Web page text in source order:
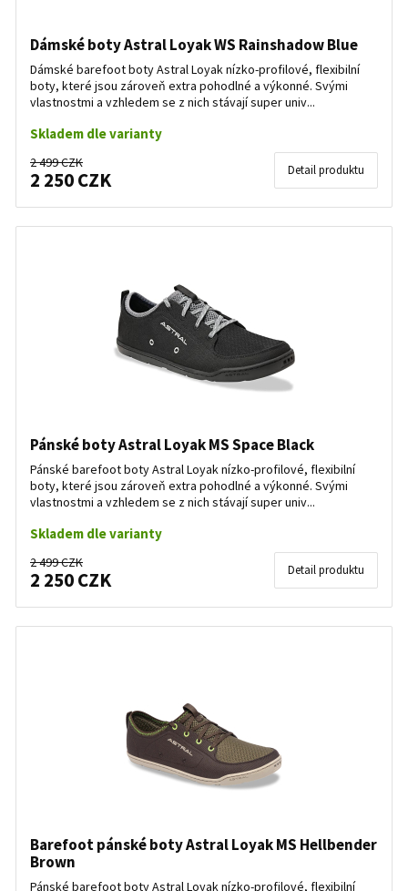
Dámské boty Astral Loyak WS Rainshadow Blue
Dámské barefoot boty Astral Loyak nízko-profilové, flexibilní
boty, které jsou zároveň extra pohodlné a výkonné. Svými
vlastnostmi a vzhledem se z nich stávají super univ...
Skladem dle varianty
2 499 CZK
2 250 CZK Detail produktu
Pánské boty Astral Loyak MS Space Black
Pánské barefoot boty Astral Loyak nízko-profilové, flexibilní
boty, které jsou zároveň extra pohodlné a výkonné. Svými
vlastnostmi a vzhledem se z nich stávají super univ...
Skladem dle varianty
2 499 CZK
2 250 CZK Detail produktu
Barefoot pánské boty Astral Loyak MS Hellbender
Brown
Pánské barefoot boty Astral Loyak nízko-profilové, flexibilní